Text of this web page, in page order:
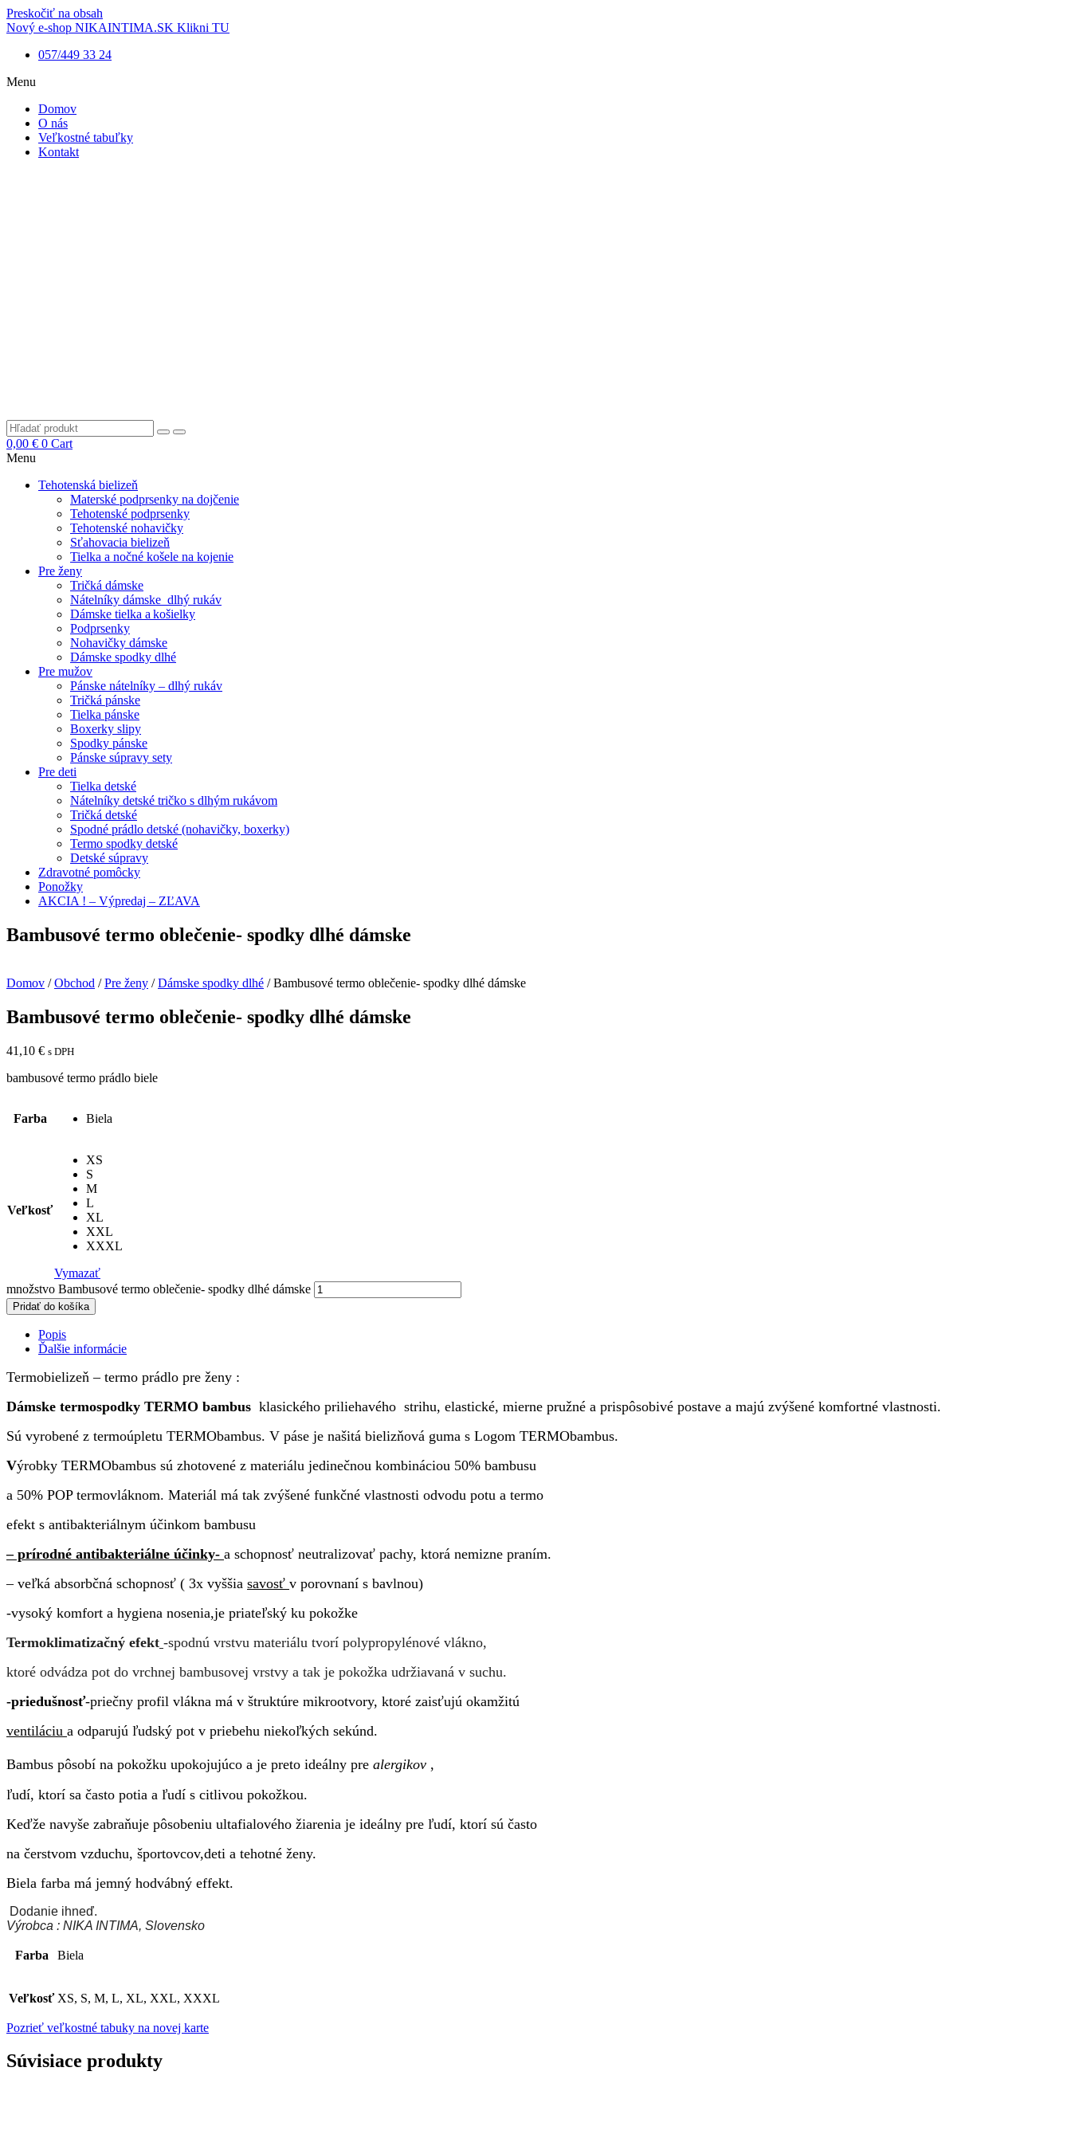
Preskočiť na obsah
Nový e-shop NIKAINTIMA.SK Klikni TU
057/449 33 24
Menu
Domov
O nás
Veľkostné tabuľky
Kontakt
0,00 € 0 Cart
Menu
Tehotenská bielizeň
Materské podprsenky na dojčenie
Tehotenské podprsenky
Tehotenské nohavičky
Sťahovacia bielizeň
Tielka a nočné košele na kojenie
Pre ženy
Tričká dámske
Nátelníky dámske dlhý rukáv
Dámske tielka a košielky
Podprsenky
Nohavičky dámske
Dámske spodky dlhé
Pre mužov
Pánske nátelníky – dlhý rukáv
Tričká pánske
Tielka pánske
Boxerky slipy
Spodky pánske
Pánske súpravy sety
Pre deti
Tielka detské
Nátelníky detské tričko s dlhým rukávom
Tričká detské
Spodné prádlo detské (nohavičky, boxerky)
Termo spodky detské
Detské súpravy
Zdravotné pomôcky
Ponožky
AKCIA ! – Výpredaj – ZĽAVA
Bambusové termo oblečenie- spodky dlhé dámske
Domov /Obchod /Pre ženy /Dámske spodky dlhé / Bambusové termo oblečenie- spodky dlhé dámske
Bambusové termo oblečenie- spodky dlhé dámske
41,10 € s DPH
bambusové termo prádlo biele
Farba Biela
Veľkosť
XS
S
M
L
XL
XXL
XXXL
Vymazať
množstvo Bambusové termo oblečenie- spodky dlhé dámske
Pridať do košíka
Popis
Ďalšie informácie
Termobielizeň – termo prádlo pre ženy :
Dámske termospodky TERMO bambus klasického priliehavého strihu, elastické, mierne pružné a prispôsobivé postave a majú zvýšené komfortné vlastnosti.
Sú vyrobené z termoúpletu TERMObambus. V páse je našitá bielizňová guma s Logom TERMObambus.
Výrobky TERMObambus sú zhotovené z materiálu jedinečnou kombináciou 50% bambusu
a 50% POP termovláknom. Materiál má tak zvýšené funkčné vlastnosti odvodu potu a termo
efekt s antibakteriálnym účinkom bambusu
– prírodné antibakteriálne účinky- a schopnosť neutralizovať pachy, ktorá nemizne praním.
– veľká absorbčná schopnosť ( 3x vyššia savosť v porovnaní s bavlnou)
-vysoký komfort a hygiena nosenia,je priateľský ku pokožke
Termoklimatizačný efekt -spodnú vrstvu materiálu tvorí polypropylénové vlákno,
ktoré odvádza pot do vrchnej bambusovej vrstvy a tak je pokožka udržiavaná v suchu.
-priedušnosť-priečny profil vlákna má v štruktúre mikrootvory, ktoré zaisťujú okamžitú
ventiláciu a odparujú ľudský pot v priebehu niekoľkých sekúnd.
Bambus pôsobí na pokožku upokojujúco a je preto ideálny pre alergikov ,
ľudí, ktorí sa často potia a ľudí s citlivou pokožkou.
Keďže navyše zabraňuje pôsobeniu ultafialového žiarenia je ideálny pre ľudí, ktorí sú často
na čerstvom vzduchu, športovcov,deti a tehotné ženy.
Biela farba má jemný hodvábný effekt.
Dodanie ihneď.
Výrobca : NIKA INTIMA, Slovensko
Farba Biela
Veľkosť XS, S, M, L, XL, XXL, XXXL
Pozrieť veľkostné tabuky na novej karte
Súvisiace produkty